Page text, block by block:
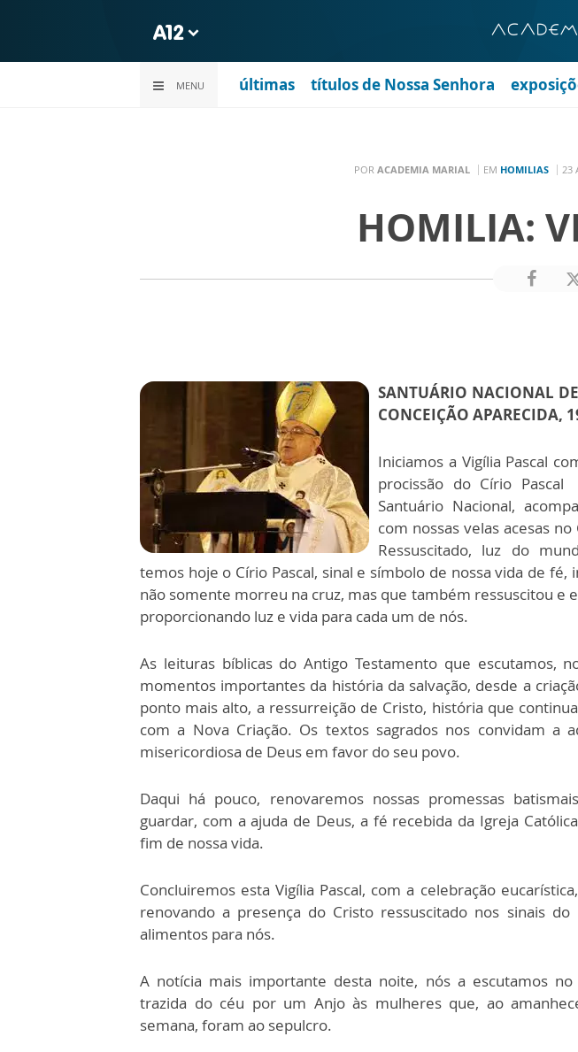
MENU últimas títulos de Nossa Senhora
POR ACADEMIA MARIAL EM HOMILIAS 23
HOMILIA:
SANTUÁRIO NACIONAL
CONCEIÇÃO APARECIDA,
Iniciamos a Vigília Pascal
procissão do Círio
Santuário Nacional,
com nossas velas acesas
Ressuscitado, luz do
temos hoje o Círio Pascal, sinal e símbolo de nossa vida de fé,
não somente morreu na cruz, mas que também ressuscitou e
proporcionando luz e vida para cada um de nós.
As leituras bíblicas do Antigo Testamento que escutamos,
momentos importantes da história da salvação, desde a
ponto mais alto, a ressurreição de Cristo, história que
com a Nova Criação. Os textos sagrados nos convidam a
misericordiosa de Deus em favor do seu povo.
Daqui há pouco, renovaremos nossas promessas
guardar, com a ajuda de Deus, a fé recebida da Igreja
fim de nossa vida.
Concluiremos esta Vigília Pascal, com a celebração
renovando a presença do Cristo ressuscitado nos sinais
alimentos para nós.
A notícia mais importante desta noite, nós a escutamos no
trazida do céu por um Anjo às mulheres que, ao
semana, foram ao sepulcro.